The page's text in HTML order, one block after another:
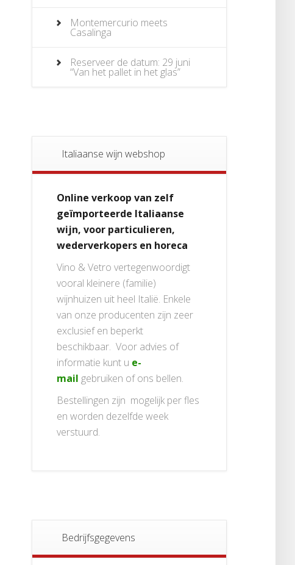
Montemercurio meets
Casalinga
Reserveer de datum: 29 juni
“Van het pallet in het glas”
Italiaanse wijn webshop
Online verkoop van zelf
geïmporteerde Italiaanse
wijn, voor particulieren,
wederverkopers en horeca
Vino & Vetro vertegenwoordigt
vooral kleinere (familie)
wijnhuizen uit heel Italië. Enkele
van onze producenten zijn zeer
exclusief en beperkt
beschikbaar. Voor advies of
informatie kunt u e-
mail gebruiken of ons bellen.
Bestellingen zijn mogelijk per fles
en worden dezelfde week
verstuurd.
Bedrijfsgegevens